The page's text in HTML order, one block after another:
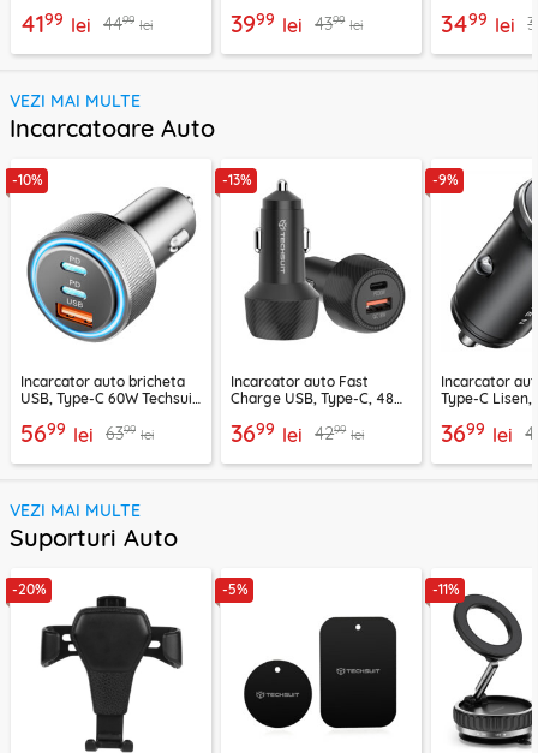
4199 lei 4499 lei 3999 lei 4399 lei 3499 lei
VEZI MAI MULTE
Incarcatoare Auto
-10%
Incarcator auto bricheta
USB, Type-C 60W Techsuit
5699 lei 6399 lei
-13%
Incarcator auto Fast
Charge USB, Type-C, 48W
3699 lei 4299 lei
-9%
Incarcator
Type-C Lisen,
3699 lei
VEZI MAI MULTE
Suporturi Auto
-20% -5% -11%